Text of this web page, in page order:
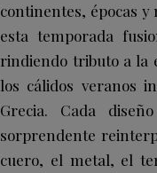
continentes, épocas y
esta temporada
rindiendo tributo a la
los cálidos veranos
Grecia. Cada
sorprendente
cuero, el metal, el